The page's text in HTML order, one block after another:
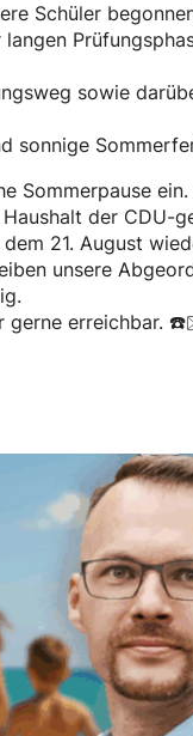
Schüler
sowie
sonnige
Sommerpause
der CDU-
21. August
unsere
gerne erreichbar.